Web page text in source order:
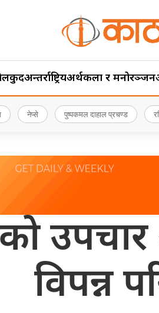
अन्तर्राष्ट्रियअर्थकला र मनोरञ्जन
नेप्से पुष्पकमल दाहाल प्रचण्ड
विपन्न